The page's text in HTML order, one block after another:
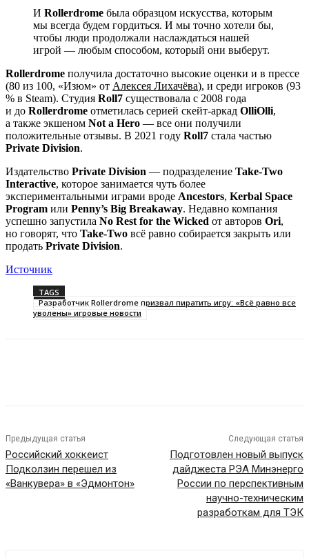
И Rollerdrome была образцом искусства, которым
мы всегда будем гордиться. И мы точно хотели бы,
чтобы люди продолжали наслаждаться нашей
игрой — любым способом, который они выберут.
Rollerdrome получила достаточно высокие оценки и в прессе
(80 из 100, «Изюм» от Алексея Лихачёва), и среди игроков (93
% в Steam). Студия Roll7 существовала с 2008 года
и до Rollerdrome отметилась серией скейт-аркад OlliOlli,
а также экшеном Not a Hero — все они получили
положительные отзывы. В 2021 году Roll7 стала частью
Private Division.
Издательство Private Division — подразделение Take-Two
Interactive, которое занимается чуть более
экспериментальными играми вроде Ancestors, Kerbal Space
Program или Penny’s Big Breakaway. Недавно компания
успешно запустила No Rest for the Wicked от авторов Ori,
но говорят, что Take-Two всё равно собирается закрыть или
продать Private Division.
Источник
TAGS
Разработчик Rollerdrome призвал пиратить игру: «Всё равно все
уволены» игровые новости
Предыдущая статья
Российский хоккеист
Подколзин перешел из
«Ванкувера» в «Эдмонтон»
Следующая статья
Подготовлен новый выпуск
дайджеста РЭА Минэнерго
России по перспективным
научно-техническим
разработкам для ТЭК